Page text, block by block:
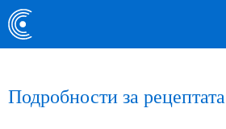
Подробности за рецептата